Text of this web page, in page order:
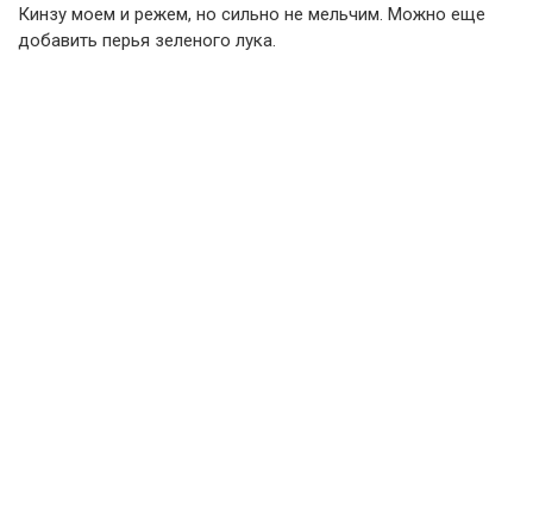
Кинзу моем и режем, но сильно не мельчим. Можно еще
добавить перья зеленого лука.